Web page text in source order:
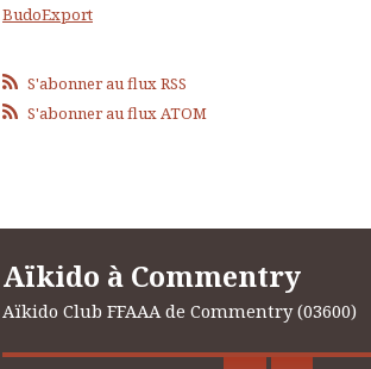
BudoExport
S'abonner au flux RSS
S'abonner au flux ATOM
Aïkido à Commentry
Aïkido Club FFAAA de Commentry (03600)